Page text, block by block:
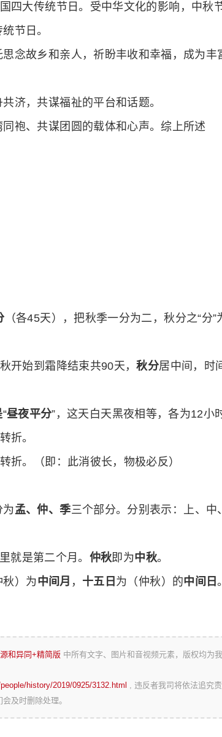
四大传统节日。受中华文化的影响，中秋
节日。
念故乡和亲人，祈盼丰收和幸福，成为丰
济，共谋福祉的平台和话题。
袍、共谋团圆的载体和心声。综上所述
（各45天），把秋季一分为二，秋分之“分”
开始到霜降结束共90天，秋分居中间，时
“昼夜平分”，这天白天黑夜相等，各为12小
折。
折。（即：此消彼长，物极必反）
为孟、仲、季三个部分。分别表示：上、中
就是第二个月。 仲秋即为中秋。
秋）为中间月 ， 十五日 为（仲秋）的中间日
和异同+精简版 中所有文字、图片和音视频元素，版权均为
history/2019/0925/3132.html , 违反者我司将依法追究责
及时删除处理。